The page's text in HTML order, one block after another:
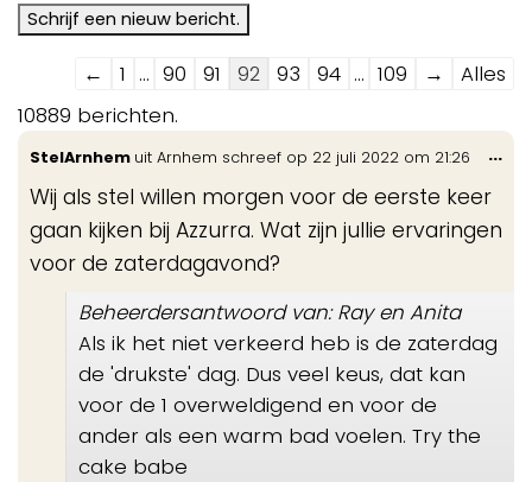
Navigatie
door
de
gastenboek-
lijst
← 1 ... 90 91 92 93 94 ... 109 →
Alles
10889 berichten.
StelArnhem uit Arnhem schreef op 22 juli 2022 om 21:26
Wij als stel willen morgen voor de eerste keer
gaan kijken bij Azzurra. Wat zijn jullie ervaringen
voor de zaterdagavond?
Beheerdersantwoord van: Ray en Anita
Als ik het niet verkeerd heb is de zaterdag
de 'drukste' dag. Dus veel keus, dat kan
voor de 1 overweldigend en voor de
ander als een warm bad voelen. Try the
cake babe
...